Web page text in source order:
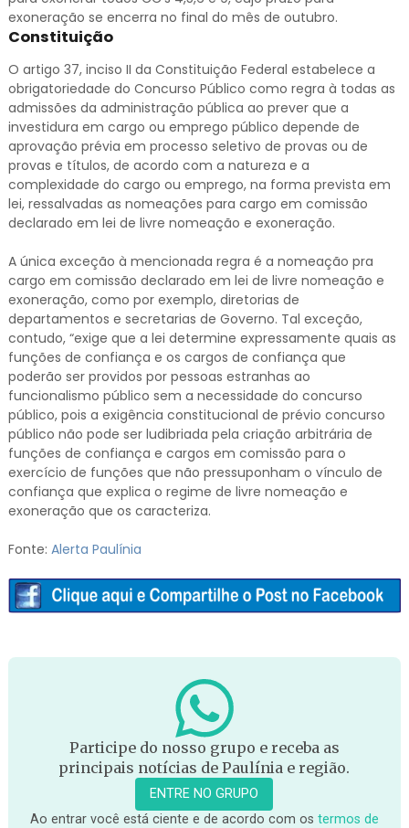
exoneração se encerra no final do mês de outubro.
Constituição
O artigo 37, inciso II da Constituição Federal estabelece a
obrigatoriedade do Concurso Público como regra à todas as
admissões da administração pública ao prever que a
investidura em cargo ou emprego público depende de
aprovação prévia em processo seletivo de provas ou de
provas e títulos, de acordo com a natureza e a
complexidade do cargo ou emprego, na forma prevista em
lei, ressalvadas as nomeações para cargo em comissão
declarado em lei de livre nomeação e exoneração.
A única exceção à mencionada regra é a nomeação pra
cargo em comissão declarado em lei de livre nomeação e
exoneração, como por exemplo, diretorias de
departamentos e secretarias de Governo. Tal exceção,
contudo, “exige que a lei determine expressamente quais as
funções de confiança e os cargos de confiança que
poderão ser providos por pessoas estranhas ao
funcionalismo público sem a necessidade do concurso
público, pois a exigência constitucional de prévio concurso
público não pode ser ludibriada pela criação arbitrária de
funções de confiança e cargos em comissão para o
exercício de funções que não pressuponham o vínculo de
confiança que explica o regime de livre nomeação e
exoneração que os caracteriza.
Fonte: Alerta Paulínia
Participe do nosso grupo e receba as
principais notícias de Paulínia e região.
ENTRE NO GRUPO
Ao entrar você está ciente e de acordo com os termos de